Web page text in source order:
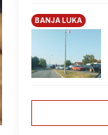
BANJA LUKA